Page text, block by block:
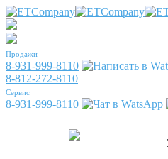
Продажи
8-931-999-8110
8-812-272-8110
Сервис
8-931-999-8110